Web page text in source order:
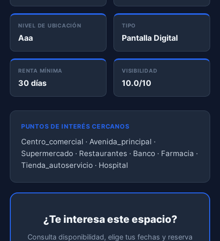
NIVEL DE UBICACIÓN
Aaa
TIPO
Pantalla Digital
RENTA MÍNIMA
30 días
VISIBILIDAD
10.0/10
PUNTOS DE INTERÉS CERCANOS
Centro_comercial · Avenida_principal ·
Supermercado · Restaurantes · Banco · Farmacia ·
Tienda_autoservicio · Hospital
¿Te interesa este espacio?
Consulta disponibilidad, elige tus fechas y reserva